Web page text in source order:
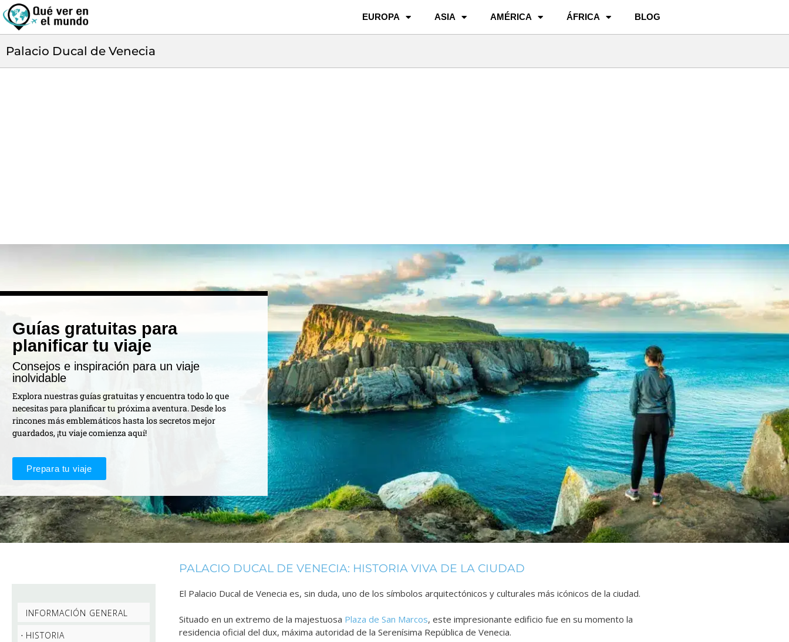
EUROPA ASIA AMÉRICA ÁFRICA BLOG
Palacio Ducal de Venecia
Guías gratuitas para
planificar tu viaje
Consejos e inspiración para un viaje
inolvidable
Explora nuestras guías gratuitas y encuentra todo lo que
necesitas para planificar tu próxima aventura. Desde los
rincones más emblemáticos hasta los secretos mejor
guardados, ¡tu viaje comienza aquí!
Prepara tu viaje
INFORMACIÓN GENERAL
HISTORIA
PALACIO DUCAL DE VENECIA: HISTORIA VIVA DE LA CIUDAD
El Palacio Ducal de Venecia es, sin duda, uno de los símbolos arquitectónicos y culturales más icónicos de la ciudad.
Situado en un extremo de la majestuosa Plaza de San Marcos, este impresionante edificio fue en su momento la
residencia oficial del dux, máxima autoridad de la Serenísima República de Venecia.